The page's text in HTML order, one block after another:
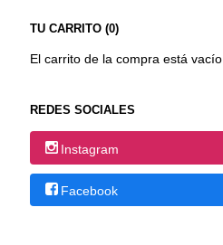
TU CARRITO (0)
El carrito de la compra está vacío
REDES SOCIALES
Instagram
Facebook